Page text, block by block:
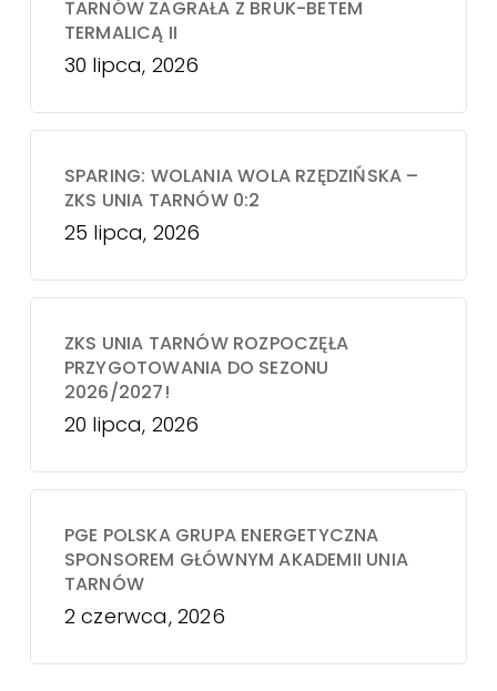
TARNÓW ZAGRAŁA Z BRUK-BETEM
TERMALICĄ II
30 lipca, 2026
SPARING: WOLANIA WOLA RZĘDZIŃSKA –
ZKS UNIA TARNÓW 0:2
25 lipca, 2026
ZKS UNIA TARNÓW ROZPOCZĘŁA
PRZYGOTOWANIA DO SEZONU
2026/2027!
20 lipca, 2026
PGE POLSKA GRUPA ENERGETYCZNA
SPONSOREM GŁÓWNYM AKADEMII UNIA
TARNÓW
2 czerwca, 2026